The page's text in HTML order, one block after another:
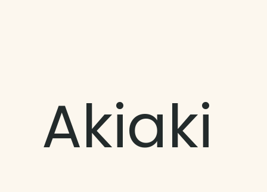
Akiaki